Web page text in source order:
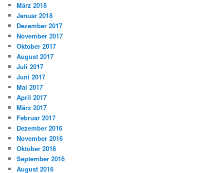
März 2018
Januar 2018
Dezember 2017
November 2017
Oktober 2017
August 2017
Juli 2017
Juni 2017
Mai 2017
April 2017
März 2017
Februar 2017
Dezember 2016
November 2016
Oktober 2016
September 2016
August 2016